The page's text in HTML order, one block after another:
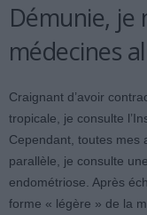
Démunie, je
médecines
Craignant d’avoir
tropicale, je consulte
Cependant, toutes mes
parallèle, je consulte
endométriose. Après
forme « légère » de la